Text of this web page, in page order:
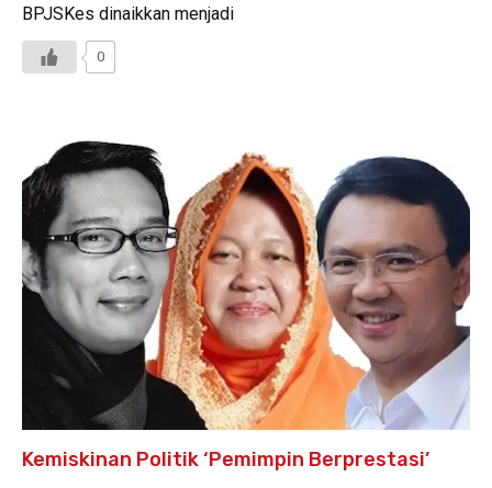
BPJSKes dinaikkan menjadi
0
Kemiskinan Politik ‘Pemimpin Berprestasi’